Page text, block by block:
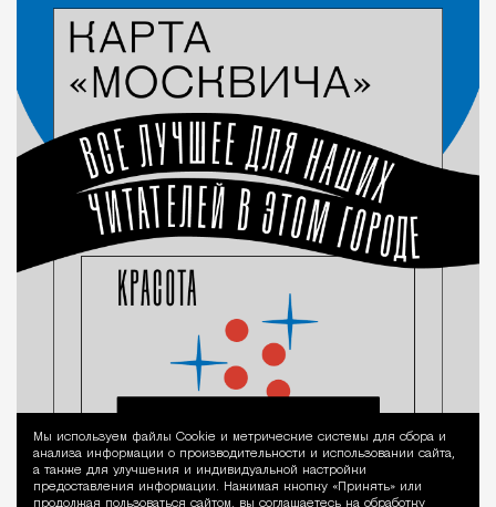
Уведомление
Мы используем файлы Сookie и метрические системы для сбора и
анализа информации о производительности и использовании сайта,
а также для улучшения и индивидуальной настройки
предоставления информации. Нажимая кнопку «Принять» или
продолжая пользоваться сайтом, вы соглашаетесь на обработку